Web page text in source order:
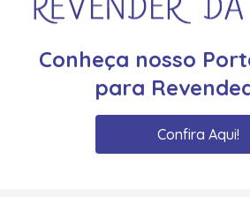
Conheça nosso
para
Confira Aqui!